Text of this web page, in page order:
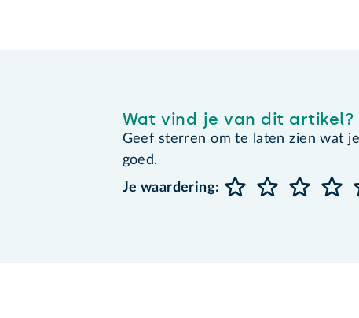
Wat vind je van dit artikel?
Geef sterren om te laten zien wat
goed.
Je waardering: